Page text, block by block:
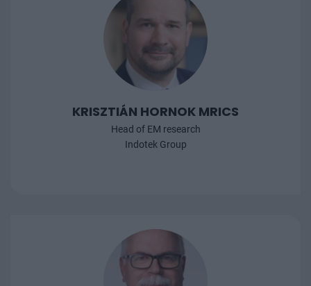
KRISZTIÁN HORNOK MRICS
Head of EM research
Indotek Group